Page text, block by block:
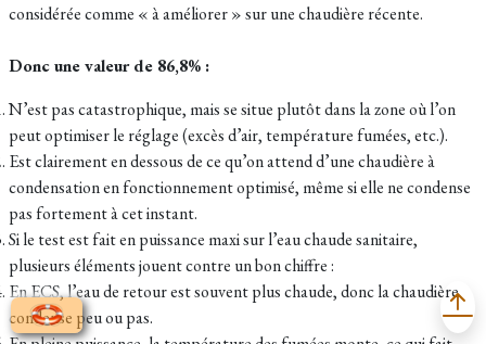
considérée comme « à améliorer » sur une chaudière récente.
Donc une valeur de 86,8% :
N’est pas catastrophique, mais se situe plutôt dans la zone où l’on
peut optimiser le réglage (excès d’air, température fumées, etc.).
Est clairement en dessous de ce qu’on attend d’une chaudière à
condensation en fonctionnement optimisé, même si elle ne condense
pas fortement à cet instant.
Si le test est fait en puissance maxi sur l’eau chaude sanitaire,
plusieurs éléments jouent contre un bon chiffre :
En ECS, l’eau de retour est souvent plus chaude, donc la chaudière
condense peu ou pas.